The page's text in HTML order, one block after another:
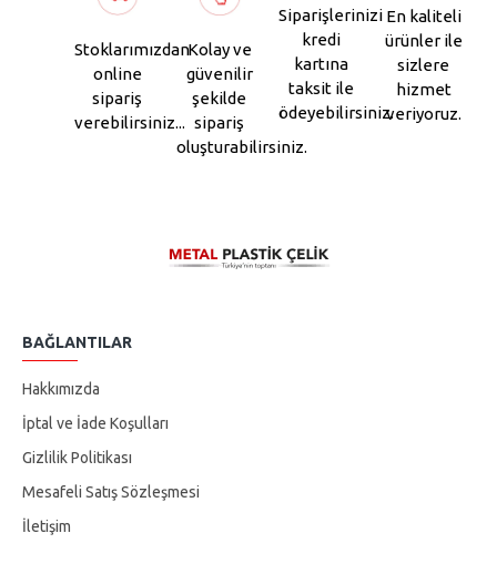
Stoklarımızdan
online
sipariş
verebilirsiniz...
Kolay ve
güvenilir
şekilde
sipariş
oluşturabilirsiniz.
Siparişlerinizi
kredi
kartına
taksit ile
ödeyebilirsiniz.
En kaliteli
ürünler ile
sizlere
hizmet
veriyoruz.
BAĞLANTILAR
Hakkımızda
İptal ve İade Koşulları
Gizlilik Politikası
Mesafeli Satış Sözleşmesi
İletişim